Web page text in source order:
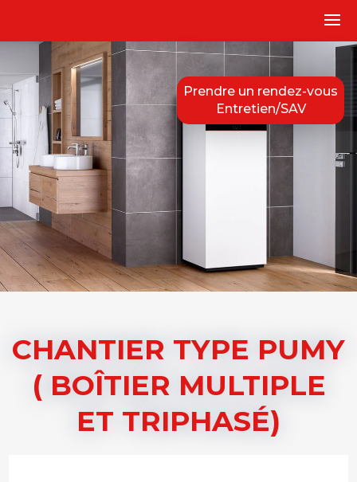
CHANTIER TYPE PUMY
( BOÎTIER MULTIPLE
ET TRIPHASÉ)
Prendre un rendez-vous
Entretien/SAV